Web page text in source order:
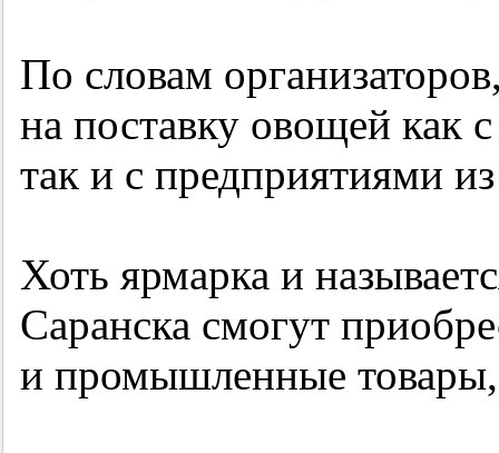
По словам
на поставку овощей как
так и с предприятиями
Хоть ярмарка и
Саранска смогут
и промышленные